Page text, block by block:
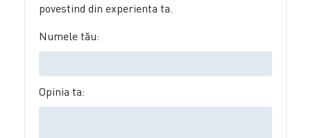
povestind din experienta ta.
Numele tău:
Opinia ta: